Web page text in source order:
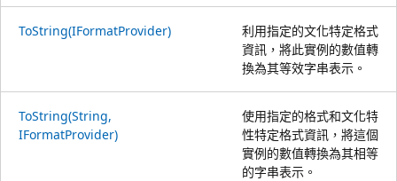
ToString(IFormatProvider)
利用指定的文化特定格式
資訊，將此實例的數值轉
換為其等效字串表示。
ToString(String,
IFormatProvider)
使用指定的格式和文化特
性特定格式資訊，將這個
實例的數值轉換為其相等
的字串表示。